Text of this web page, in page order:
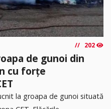
202
de gunoi din
cu forțe
la groapa de gunoi situată